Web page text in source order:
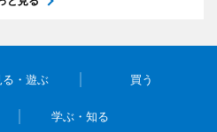
る・遊ぶ 買う
学ぶ・知る